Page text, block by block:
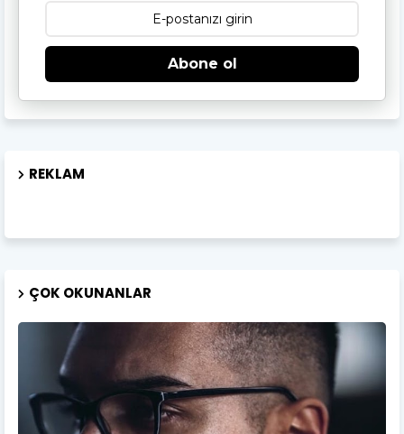
Abone ol
REKLAM
ÇOK OKUNANLAR